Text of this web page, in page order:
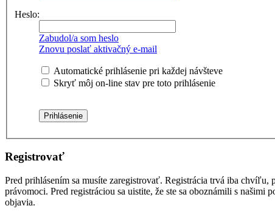
Heslo:
Zabudol/a som heslo
Znovu poslať aktivačný e-mail
Automatické prihlásenie pri každej návšteve
Skryť môj on-line stav pre toto prihlásenie
Registrovať
Pred prihlásením sa musíte zaregistrovať. Registrácia trvá iba
právomoci. Pred registráciou sa uistite, že ste sa oboznámili s
objavia.